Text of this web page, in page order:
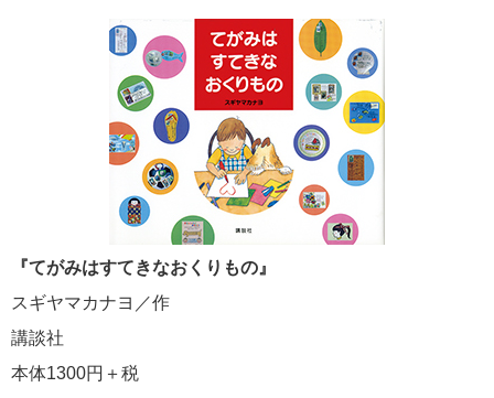
『てがみはすてきなおくりもの』
スギヤマカナヨ／作
講談社
本体1300円＋税